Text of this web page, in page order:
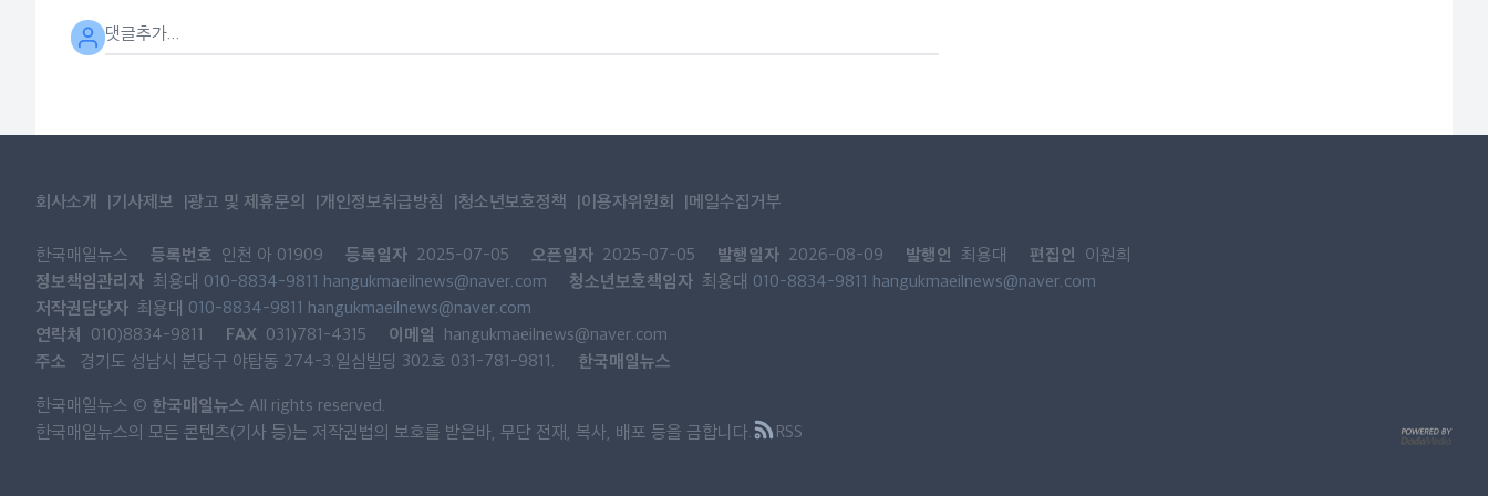
회사소개 기사제보 광고 및 제휴문의 개인정보취급방침 청소년보호정책 이용자위원회 메일수집거부
한국매일뉴스 등록번호 인천 아 01909 등록일자 2025-07-05 오픈일자 2025-07-05 발행일자 2026-08-09 발행인 최용대 편집인 이원희
정보책임관리자 최용대 010-8834-9811 hangukmaeilnews@naver.com 청소년보호책임자 최용대 010-8834-9811 hangukmaeilnews@naver.com
저작권담당자 최용대 010-8834-9811 hangukmaeilnews@naver.com
연락처 010)8834-9811 FAX 031)781-4315 이메일 hangukmaeilnews@naver.com
주소 경기도 성남시 분당구 야탑동 274-3.일심빌딩 302호 031-781-9811. 한국매일뉴스
한국매일뉴스 © 한국매일뉴스 All rights reserved.
한국매일뉴스의 모든 콘텐츠(기사 등)는 저작권법의 보호를 받은바, 무단 전재, 복사, 배포 등을 금합니다.
RSS